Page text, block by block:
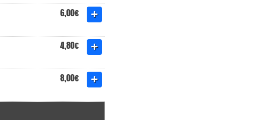
6,00€
4,80€
8,00€